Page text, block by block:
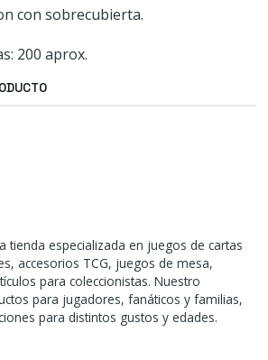
con sobrecubierta.
200 aprox.
tienda especializada en juegos de cartas
accesorios TCG, juegos de mesa,
para coleccionistas. Nuestro
para jugadores, fanáticos y familias,
para distintos gustos y edades.